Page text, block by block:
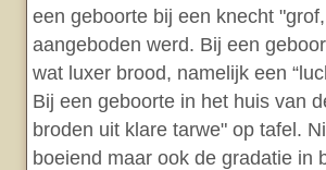
een geboorte bij een knecht
aangeboden werd. Bij een
wat luxer brood, namelijk een
Bij een geboorte in het huis van
broden uit klare tarwe" op tafel.
boeiend maar ook de gradatie in